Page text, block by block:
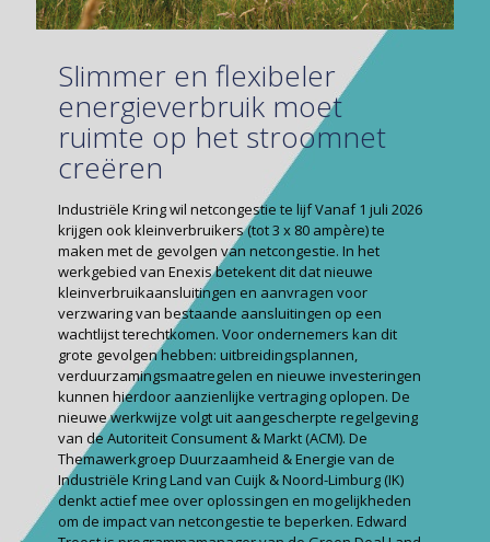
Slimmer en flexibeler
energieverbruik moet
ruimte op het stroomnet
creëren
Industriële Kring wil netcongestie te lijf Vanaf 1 juli 2026
krijgen ook kleinverbruikers (tot 3 x 80 ampère) te
maken met de gevolgen van netcongestie. In het
werkgebied van Enexis betekent dit dat nieuwe
kleinverbruikaansluitingen en aanvragen voor
verzwaring van bestaande aansluitingen op een
wachtlijst terechtkomen. Voor ondernemers kan dit
grote gevolgen hebben: uitbreidingsplannen,
verduurzamingsmaatregelen en nieuwe investeringen
kunnen hierdoor aanzienlijke vertraging oplopen. De
nieuwe werkwijze volgt uit aan­gescherpte regelgeving
van de Autoriteit Consument & Markt (ACM). De
Themawerkgroep Duurzaamheid & Energie van de
Industriële Kring Land van Cuijk & Noord-Limburg (IK)
denkt actief mee over oplossingen en mogelijkheden
om de impact van netcongestie te beperken. Edward